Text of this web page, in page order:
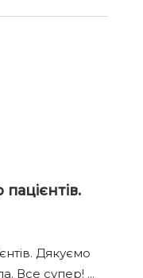
Дякуємо
Все супер!